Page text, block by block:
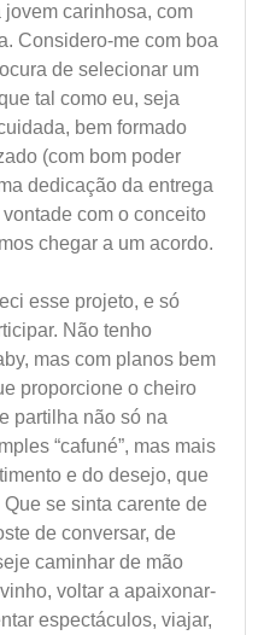
jovem carinhosa, com
Considero-me com boa
de selecionar um
tal como eu, seja
bem formado
(com bom poder
dedicação da entrega
com o conceito
chegar a um acordo.
esse projeto, e só
Não tenho
mas com planos bem
proporcione o cheiro
partilha não só na
“cafuné”, mas mais
e do desejo, que
se sinta carente de
de conversar, de
caminhar de mão
voltar a apaixonar-
espectáculos, viajar,